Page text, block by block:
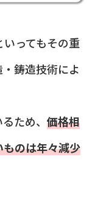
ってもその重
鋳造技術によ
ため、 価格相
のは年々減少